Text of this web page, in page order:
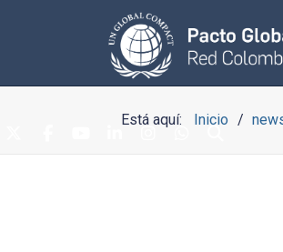
Está aquí: Inicio